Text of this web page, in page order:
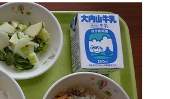
告のお知らせ
年生（欠員分） 追加募集